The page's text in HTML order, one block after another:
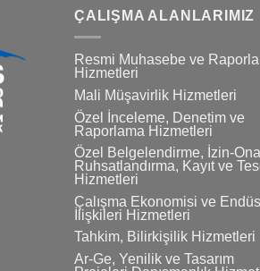
ÇALIŞMA ALANLARIMIZ
Resmi Muhasebe ve
Hizmetleri
Mali Müşavirlik Hizmetleri
Özel İnceleme, Denetim ve
Raporlama Hizmetleri
Özel Belgelendirme, İzin-
Ruhsatlandırma, Kayıt ve
Hizmetleri
Çalışma Ekonomisi ve
İlişkileri Hizmetleri
Tahkim, Bilirkişilik Hizmetleri
Ar-Ge, Yenilik ve Tasarım